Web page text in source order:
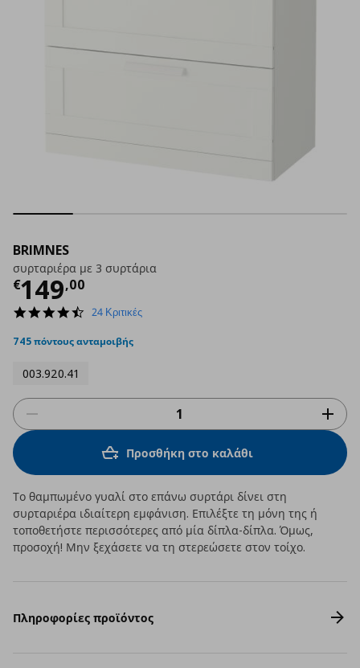
BRIMNES
συρταριέρα με 3 συρτάρια
€149,00
Τρέχουσα τιμή
4.5
rating
24 Κριτικές
745 πόντους ανταμοιβής
003.920.41
Προσθήκη στο καλάθι
Το θαμπωμένο γυαλί στο επάνω συρτάρι δίνει στη
συρταριέρα ιδιαίτερη εμφάνιση. Επιλέξτε τη μόνη της ή
τοποθετήστε περισσότερες από μία δίπλα-δίπλα. Όμως,
προσοχή! Μην ξεχάσετε να τη στερεώσετε στον τοίχο.
Πληροφορίες προϊόντος